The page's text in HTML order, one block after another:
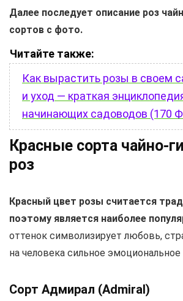
Далее последует описание роз
сортов с фото.
Читайте также:
Как вырастить розы в своем
и уход — краткая
начинающих садоводов (170
Красные сорта чайно-
роз
Красный цвет розы считается
поэтому является наиболее
оттенок символизирует любовь,
на человека сильное
Сорт Адмирал (Admiral)